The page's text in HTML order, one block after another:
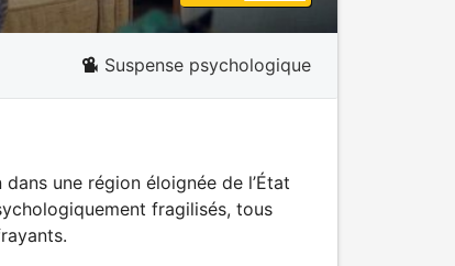
Suspense psychologique
une région éloignée de l’État
fragilisés, tous